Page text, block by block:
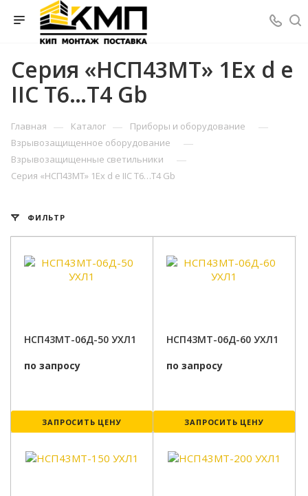
Серия «НСП43МТ» 1Ех d е
IIС T6…Т4 Gb
Главная — Каталог — Приборы и оборудование —
Взрывозащищенное оборудование —
Взрывозащищенные светильники —
Серия «НСП43МТ» 1Ех d е IIС T6…Т4 Gb
ФИЛЬТР
НСП43МТ-06Д-50 УХЛ1
по запросу
ЗАПРОСИТЬ ЦЕНУ
НСП43МТ-06Д-60 УХЛ1
по запросу
ЗАПРОСИТЬ ЦЕНУ